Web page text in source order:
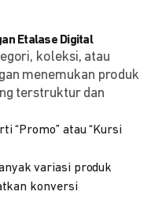
Etalase Digital
koleksi, atau
menemukan produk
terstruktur dan
“Promo” atau “Kursi
variasi produk
konversi